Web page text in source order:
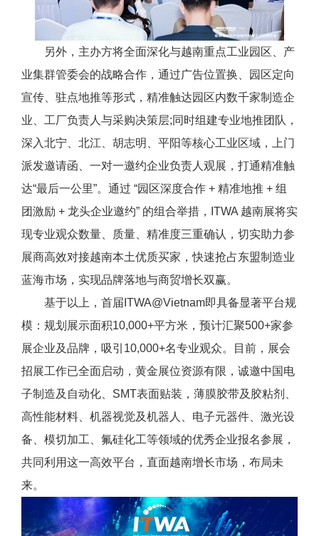
另外，主办方将全面深化与越南重点工业园区、产
业集群管委会的战略合作，通过广告位置换、园区定向
宣传、驻点地推等形式，精准触达园区内数千家制造企
业、工厂负责人与采购决策层;同时组建专业地推团队，
深入北宁、北江、胡志明、平阳等核心工业区域，上门
派发邀请函、一对一邀约企业负责人观展，打通精准触
达“最后一公里”。通过 “园区深度合作 + 精准地推 + 组
团激励 + 龙头企业邀约” 的组合举措，ITWA 越南展将实
现专业观众数量、质量、精准度三重确认，切实助力参
展商高效对接越南本土优质买家，快速抢占东盟制造业
蓝海市场，实现品牌落地与商贸增长双赢。
基于以上，首届ITWA@Vietnam即具备显著平台规
模：规划展示面积10,000+平方米，预计汇聚500+家参
展企业及品牌，吸引10,000+名专业观众。目前，展会
招展工作已全面启动，黄金展位资源有限，诚邀中国电
子制造及自动化、SMT表面贴装，薄膜胶带及胶粘剂、
高性能材料、机器视觉及机器人、电子元器件、激光设
备、模切加工、氟硅化工等领域的优秀企业报名参展，
共同利用这一高效平台，直面越南增长市场，布局未
来。